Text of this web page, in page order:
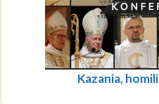
Kazania,